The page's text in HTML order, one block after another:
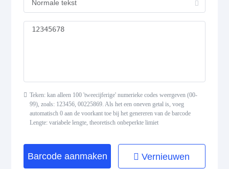
CODE 93
Codabar
Standard 2 of 5
MSI Plessey (MSI Mod 10)
Telepen
Teken: kan alleen 100 'tweecijferige' numerieke codes weergeven (00-
99), zoals: 123456, 00225869. Als het een oneven getal is, voeg
automatisch 0 aan de voorkant toe bij het genereren van de barcode
Lengte: variabele lengte, theoretisch onbeperkte limiet
Barcode aanmaken Vernieuwen